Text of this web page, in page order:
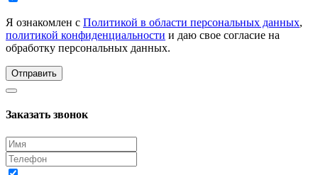
Я ознакомлен с Политикой в области персональных данных,
политикой конфиденциальности и даю свое согласие на
обработку персональных данных.
Отправить
Заказать звонок